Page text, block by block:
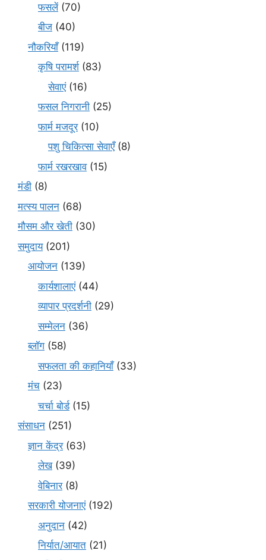
फसलें(70)
बीज (40)
नौकरियाँ(119)
कृषि परामर्श(83)
सेवाएं(16)
फसल निगरानी (25)
फार्म मजदूर(10)
पशु चिकित्सा सेवाएँ(8)
फार्म रखरखाव(15)
मंडी (8)
मत्स्य पालन (68)
मौसम और खेती (30)
समुदाय(201)
आयोजन (139)
कार्यशालाएं(44)
व्यापार प्रदर्शनी (29)
सम्मेलन (36)
ब्लॉग (58)
सफलता की कहानियाँ(33)
मंच (23)
चर्चा बोर्ड(15)
संसाधन (251)
ज्ञान केंद्र(63)
लेख(39)
वेबिनार(8)
सरकारी योजनाएं(192)
अनुदान (42)
निर्यात/आयात (21)